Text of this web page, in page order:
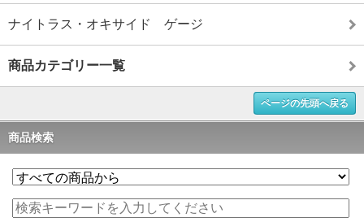
ナイトラス・オキサイド ゲージ
商品カテゴリー一覧
ページの先頭へ戻る
商品検索